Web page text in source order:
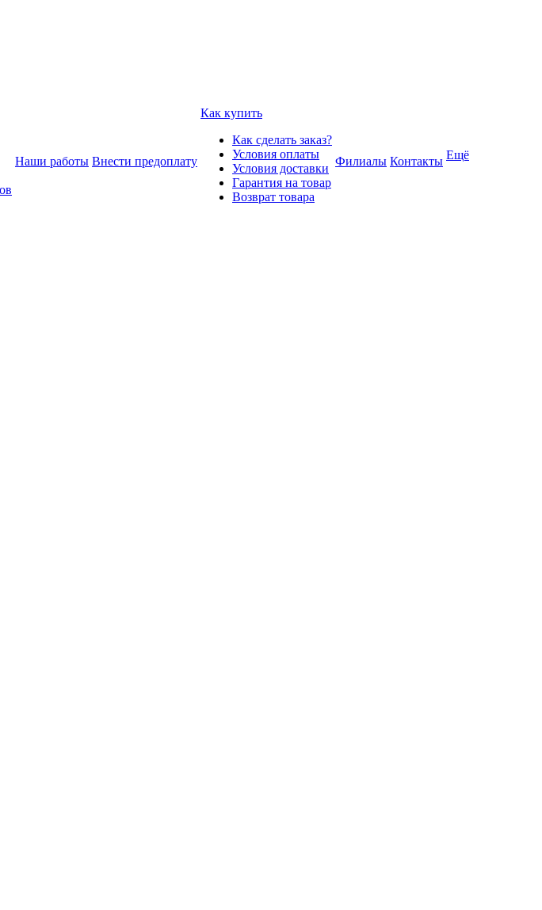
Наши работы Внести предоплату
Как купить
Как сделать заказ?
Условия оплаты
Условия доставки
Гарантия на товар
Возврат товара
Филиалы Контакты Ещё